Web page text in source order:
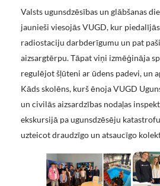
Valsts ugunsdzēsības un glābšanas
jaunieši viesojās VUGD, kur
radiostaciju darbderīgumu un pat
aizsargtērpu. Tāpat viņi izmēģināja
regulējot šļūteni ar ūdens padevi, un
Kāds skolēns, kurš ēnoja VUGD
un civilās aizsardzības nodaļas
ekskursijā pa ugunsdzēsēju
uzteicot draudzīgo un atsaucīgo